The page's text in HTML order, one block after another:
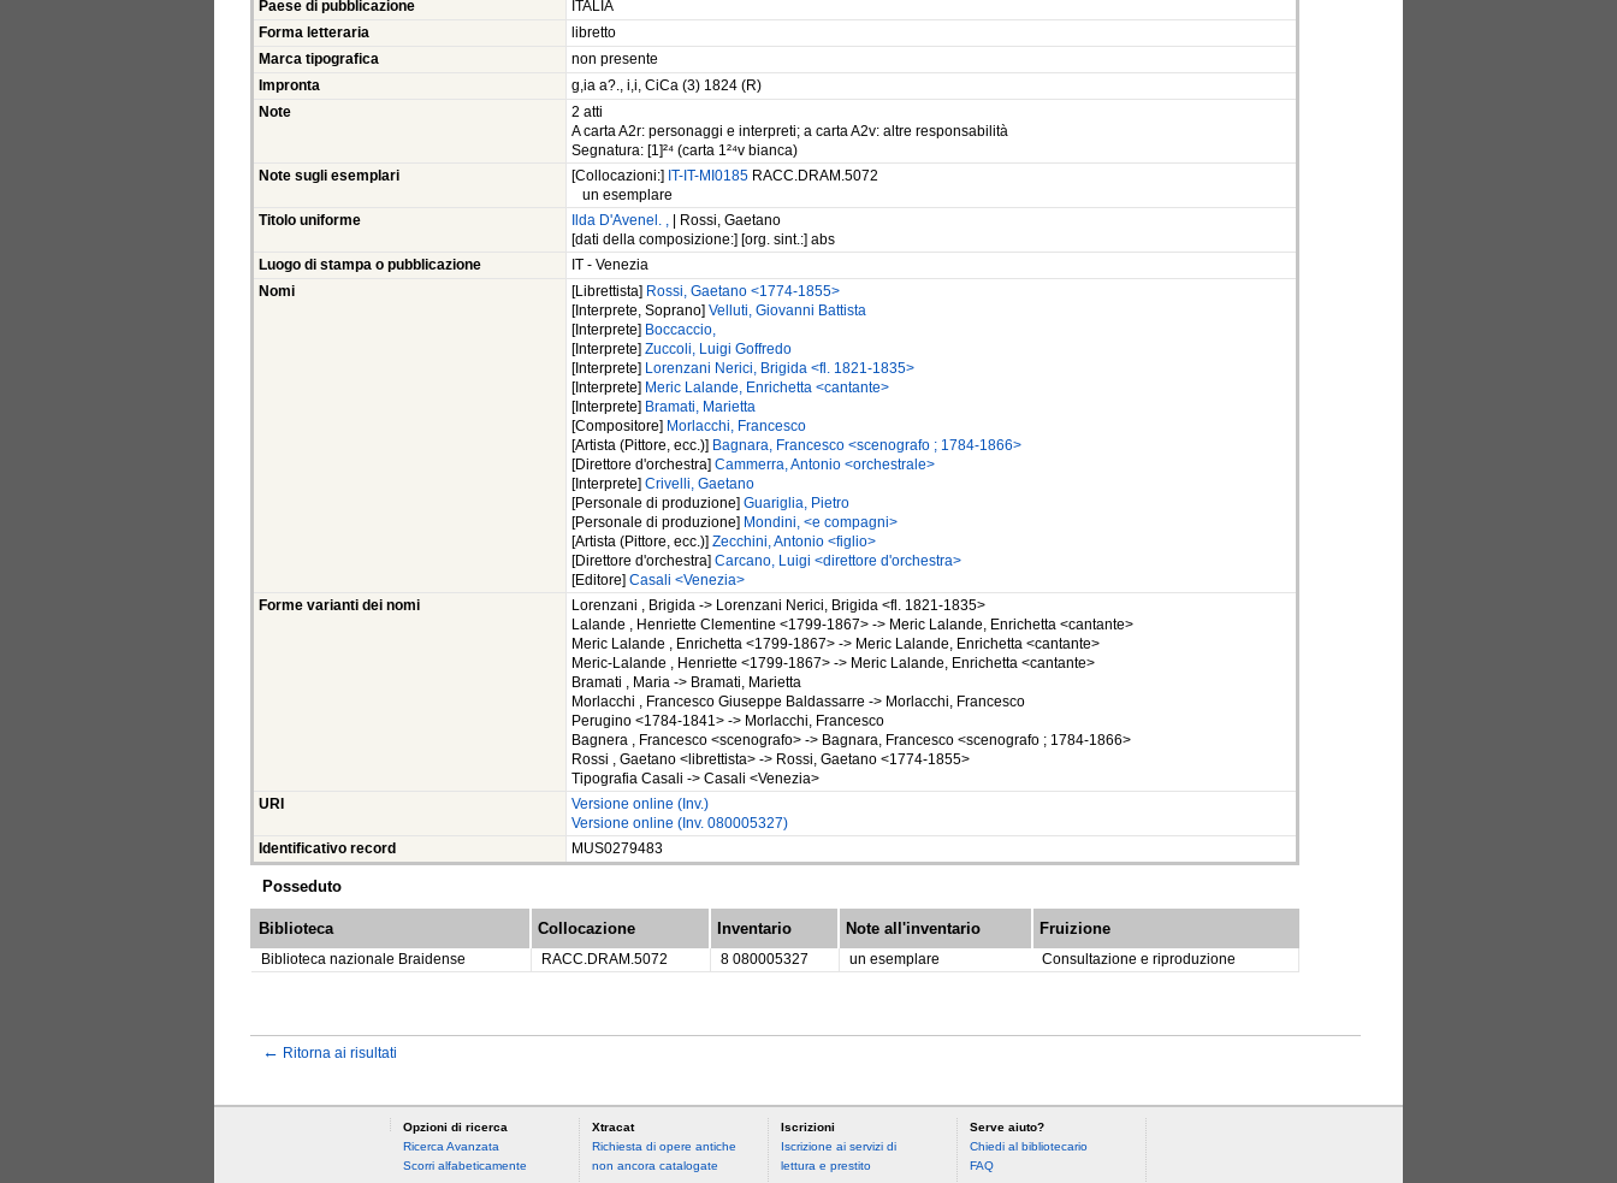
Paese di pubblicazione
ITALIA
Forma letteraria
libretto
Marca tipografica
non presente
Impronta
g,ia a?., i,i, CiCa (3) 1824 (R)
Note
2 atti
A carta A2r: personaggi e interpreti; a carta A2v: altre responsabilità
Segnatura: [1]²⁴ (carta 1²⁴v bianca)
Note sugli esemplari
[Collocazioni:] IT-IT-MI0185 RACC.DRAM.5072
un esemplare
Titolo uniforme
Ilda D'Avenel. ,
| Rossi, Gaetano
[dati della composizione:] [org. sint.:] abs
Luogo di stampa o pubblicazione
IT - Venezia
Nomi
[Librettista]
Rossi, Gaetano <1774-1855>
[Interprete, Soprano] Velluti, Giovanni Battista
[Interprete]
Boccaccio,
[Interprete] Zuccoli, Luigi Goffredo
[Interprete]
Lorenzani Nerici, Brigida <fl. 1821-1835>
[Interprete]
Meric Lalande, Enrichetta <cantante>
[Interprete]
Bramati, Marietta
[Compositore]
Morlacchi, Francesco
[Artista (Pittore, ecc.)]
Bagnara, Francesco <scenografo ; 1784-1866>
[Direttore d'orchestra] Cammerra, Antonio <orchestrale>
[Interprete] Crivelli, Gaetano
[Personale di produzione] Guariglia, Pietro
[Personale di produzione]
Mondini, <e compagni>
[Artista (Pittore, ecc.)] Zecchini, Antonio <figlio>
[Direttore d'orchestra] Carcano, Luigi <direttore d'orchestra>
[Editore] Casali <Venezia>
Forme varianti dei nomi
Lorenzani , Brigida -> Lorenzani Nerici, Brigida <fl. 1821-1835>
Lalande , Henriette Clementine <1799-1867> -> Meric Lalande, Enrichetta <cantante>
Meric Lalande , Enrichetta <1799-1867> -> Meric Lalande, Enrichetta <cantante>
Meric-Lalande , Henriette <1799-1867> -> Meric Lalande, Enrichetta <cantante>
Bramati , Maria -> Bramati, Marietta
Morlacchi , Francesco Giuseppe Baldassarre -> Morlacchi, Francesco
Perugino <1784-1841> -> Morlacchi, Francesco
Bagnera , Francesco <scenografo> -> Bagnara, Francesco <scenografo ; 1784-1866>
Rossi , Gaetano <librettista> -> Rossi, Gaetano <1774-1855>
Tipografia Casali -> Casali <Venezia>
URI
Versione online (Inv.)
Versione online (Inv. 080005327)
Identificativo record
MUS0279483
Posseduto
Biblioteca Collocazione Inventario Note all'inventario Fruizione
Biblioteca nazionale Braidense RACC.DRAM.5072 8 080005327 un esemplare Consultazione e riproduzione
← Ritorna ai risultati
Opzioni di ricerca
Ricerca Avanzata
Scorri alfabeticamente
Xtracat
Richiesta di opere antiche
non ancora catalogate
Iscrizioni
Iscrizione ai servizi di
lettura e prestito
Serve aiuto?
Chiedi al bibliotecario
FAQ